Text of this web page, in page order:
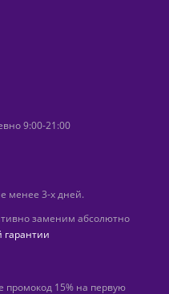
9:00-21:00
менее 3-х дней.
заменим абсолютно
промокод 15% на первую